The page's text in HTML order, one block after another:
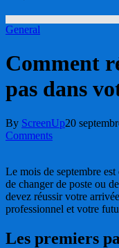
General
Comment
pas dans
By ScreenUp20
Comments
Le mois de septembre
de changer de poste ou
devez réussir votre
professionnel et votre
Les premiers